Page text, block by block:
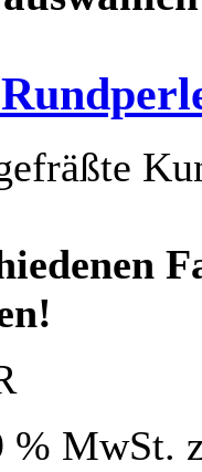
% MwSt.